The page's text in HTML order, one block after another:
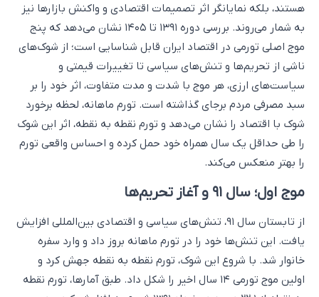
هستند، بلکه نمایانگر اثر تصمیمات اقتصادی و واکنش بازارها نیز
به شمار می‌روند. بررسی دوره ۱۳۹۱ تا ۱۴۰۵ نشان می‌دهد که پنج
موج اصلی تورمی در اقتصاد ایران قابل شناسایی است؛ از شوک‌های
ناشی از تحریم‌ها و تنش‌های سیاسی تا تغییرات قیمتی و
سیاست‌های ارزی، هر موج با شدت و مدت متفاوت، اثر خود را بر
سبد مصرفی مردم برجای گذاشته است. تورم ماهانه، لحظه برخورد
شوک با اقتصاد را نشان می‌دهد و تورم نقطه به نقطه، اثر این شوک
را طی حداقل یک سال همراه خود حمل کرده و احساس واقعی تورم
را بهتر منعکس می‌کند.
موج اول؛ سال ۹۱ و آغاز تحریم‌ها
از تابستان سال ۹۱، تنش‌های سیاسی و اقتصادی بین‌المللی افزایش
یافت. این تنش‌ها خود را در تورم ماهانه بروز داد و وارد سفره
خانوار شد. با شروع این شوک، تورم نقطه به نقطه جهش کرد و
اولین موج تورمی ۱۴ سال اخیر را شکل داد. طبق آمارها، تورم نقطه